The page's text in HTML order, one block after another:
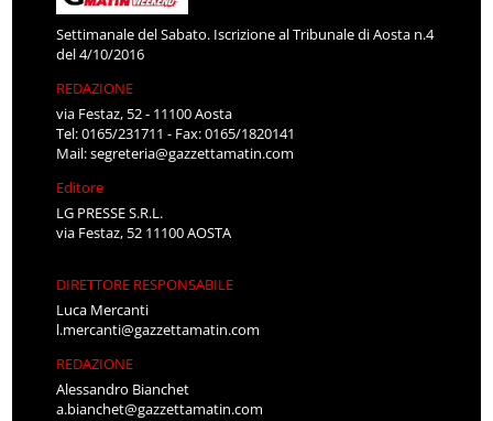
Settimanale del Sabato. Iscrizione al Tribunale di Aosta n.4
del 4/10/2016
REDAZIONE
via Festaz, 52 - 11100 Aosta
Tel: 0165/231711 - Fax: 0165/1820141
Mail:segreteria@gazzettamatin.com
Editore
LG PRESSE S.R.L.
via Festaz, 52 11100 AOSTA
DIRETTORE RESPONSABILE
Luca Mercanti
l.mercanti@gazzettamatin.com
REDAZIONE
Alessandro Bianchet
a.bianchet@gazzettamatin.com